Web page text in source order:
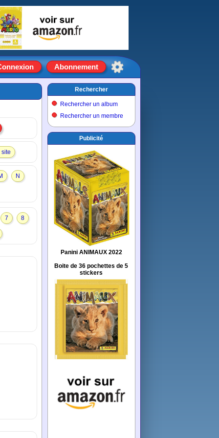
Abonnement
N
7 8
Rechercher
Rechercher un album
Rechercher un membre
Publicité
Panini ANIMAUX 2022
Boite de 36 pochettes de 5
stickers